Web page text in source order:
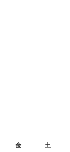
金 土